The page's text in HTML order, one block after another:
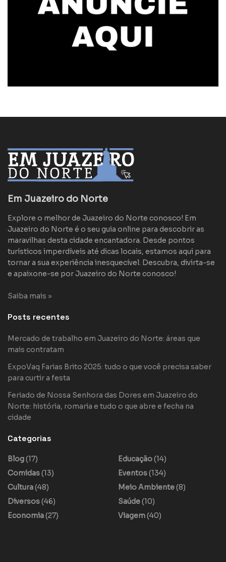
Em Juazeiro do Norte
Explore o melhor de Juazeiro do Norte conosco! Em
Juazeiro do Norte é o seu guia online para descobrir as
maravilhas desta cidade encantadora. Desde pontos
turísticos imperdíveis até dicas locais, estamos aqui para
tornar a sua experiência inesquecível. Descubra, divirta-se
e apaixone-se por Juazeiro do Norte conosco!
Saiba mais »
Posts recentes
Mercado de trabalho em Juazeiro do Norte: áreas que
mais contratam
ExpoVaq Farias Brito 2025: tudo o que você precisa saber
para curtir a festa
Feriado de Nossa Senhora das Dores em Juazeiro do
Norte: história, romaria e tudo o que abre e fecha na
cidade
Categorias
Blog(17)
Comidas(13)
Cultura(48)
Diversos(46)
Economia(27)
Educação(14)
Eventos(134)
Meio Ambiente(8)
Saúde(10)
Viagem(40)